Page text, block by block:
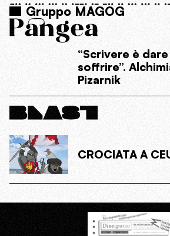
Gruppo MAGOG
“Scrivere è
soffrire”.
Pizarnik
CROCIATA A